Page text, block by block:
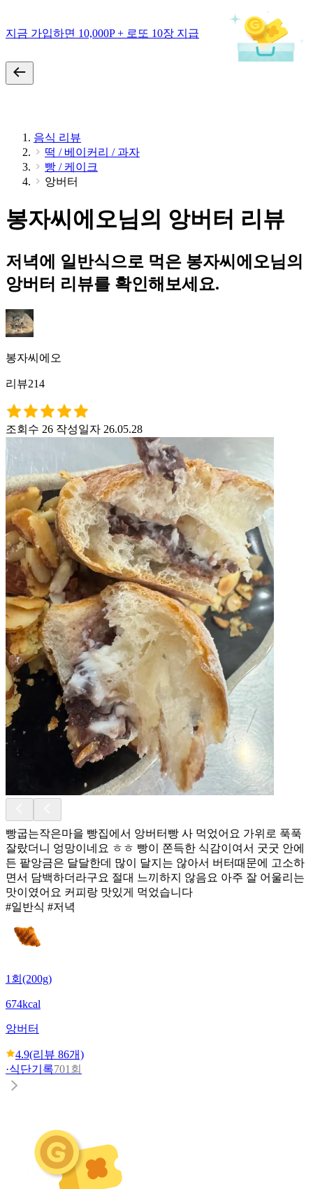
지금 가입하면 10,000P + 로또 10장 지급
음식 리뷰
떡 / 베이커리 / 과자
빵 / 케이크
앙버터
봉자씨에오님의 앙버터 리뷰
저녁에 일반식으로 먹은 봉자씨에오님의
앙버터 리뷰를 확인해보세요.
봉자씨에오
리뷰214
조회수 26 작성일자 26.05.28
빵굽는작은마을 빵집에서 앙버터빵 사 먹었어요 가위로 푹푹
잘랐더니 엉망이네요 ㅎㅎ 빵이 쫀득한 식감이여서 굿굿 안에
든 팥앙금은 달달한데 많이 달지는 않아서 버터때문에 고소하
면서 담백하더라구요 절대 느끼하지 않음요 아주 잘 어울리는
맛이였어요 커피랑 맛있게 먹었습니다
#일반식 #저녁
1회(200g)
674kcal
앙버터
4.9(리뷰 86개)
·식단기록701회